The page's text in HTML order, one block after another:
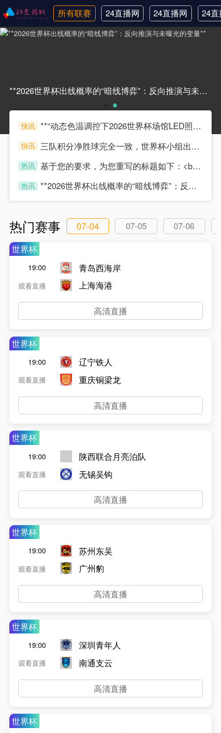
所有联赛
24直播网
英超
24直播网
NBA
24
中
**2026世界杯出线概率的“暗线博弈”：反向推演与未曝光的变量****2026世界杯出线概率的“暗线博弈”：反向推演与未曝光的变量**
快讯
**“动态色温调控下2026世界杯场馆LED照明对转播色彩还原精度的技术影响研究”**
快讯
三队积分净胜球完全一致，世界杯小组出线权如何精确计算？
热讯
基于您的要求，为您重写的标题如下：<br /> <br /> **“基于北美转播规范的FIFA球场LED色温动态匹配与色彩精准同步系统”**
热讯
**2026世界杯出线概率的“暗线博弈”：反向推演与未曝光的变量**
热门赛事 07-04 07-05
07-06
世界杯
19:00
观看直播
青岛西海岸
上海海港
高清直播
世界杯
19:00
观看直播
辽宁铁人
重庆铜梁龙
高清直播
世界杯
19:00
观看直播
陕西联合月亮泊队
无锡吴钩
高清直播
世界杯
19:00
观看直播
苏州东吴
广州豹
高清直播
世界杯
19:00
观看直播
深圳青年人
南通支云
高清直播
世界杯